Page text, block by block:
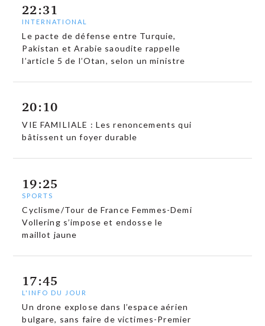
22:31
INTERNATIONAL
Le pacte de défense entre Turquie,
Pakistan et Arabie saoudite rappelle
l’article 5 de l’Otan, selon un ministre
20:10
VIE FAMILIALE : Les renoncements qui
bâtissent un foyer durable
19:25
SPORTS
Cyclisme/Tour de France Femmes-Demi
Vollering s’impose et endosse le
maillot jaune
17:45
L'INFO DU JOUR
Un drone explose dans l’espace aérien
bulgare, sans faire de victimes-Premier